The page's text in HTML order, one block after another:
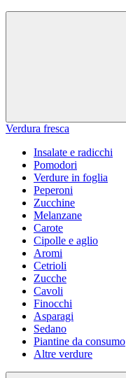
Verdura fresca
Insalate e radicchi
Pomodori
Verdure in foglia
Peperoni
Zucchine
Melanzane
Carote
Cipolle e aglio
Aromi
Cetrioli
Zucche
Cavoli
Finocchi
Asparagi
Sedano
Piantine da consumo
Altre verdure